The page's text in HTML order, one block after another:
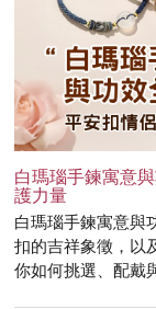
白瑪瑙手鍊寓意
護力量
白瑪瑙手鍊寓意與
扣的吉祥象徵，以
你如何挑選、配戴